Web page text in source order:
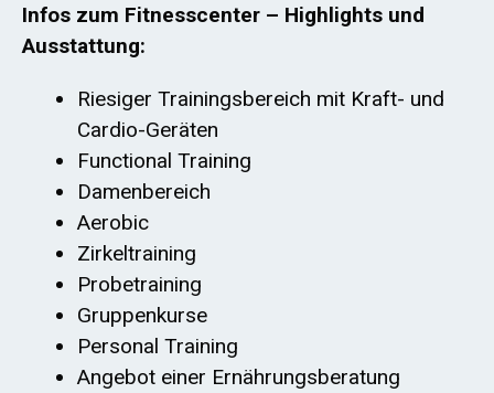
Infos zum Fitnesscenter – Highlights und
Ausstattung:
Riesiger Trainingsbereich mit Kraft- und
Cardio-Geräten
Functional Training
Damenbereich
Aerobic
Zirkeltraining
Probetraining
Gruppenkurse
Personal Training
Angebot einer Ernährungsberatung